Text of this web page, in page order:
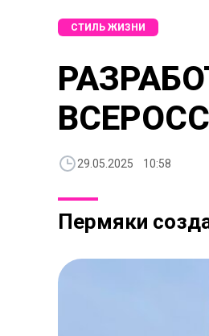
СТИЛЬ ЖИЗНИ
29.05.2025 10:58
Пермяки